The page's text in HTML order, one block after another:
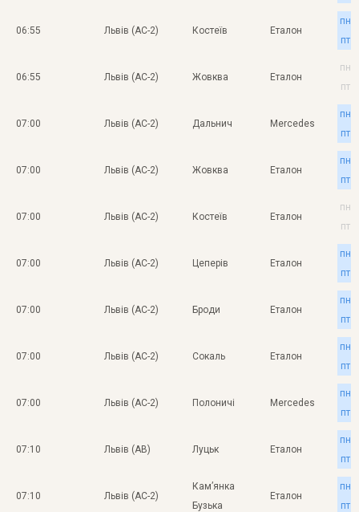
06:55 Львів (АС-2) Костеїв Еталон
пн
пт
06:55 Львів (АС-2) Жовква Еталон
пн
пт
07:00 Львів (АС-2) Дальнич Mercedes
пн
пт
07:00 Львів (АС-2) Жовква Еталон
пн
пт
07:00 Львів (АС-2) Костеїв Еталон
пн
пт
07:00 Львів (АС-2) Цеперів Еталон
пн
пт
07:00 Львів (АС-2) Броди Еталон
пн
пт
07:00 Львів (АС-2) Сокаль Еталон
пн
пт
07:00 Львів (АС-2) Полоничі Mercedes
пн
пт
07:10 Львів (АВ) Луцьк Еталон
пн
пт
07:10 Львів (АС-2)
Кам’янка
Бузька
Еталон
пн
пт